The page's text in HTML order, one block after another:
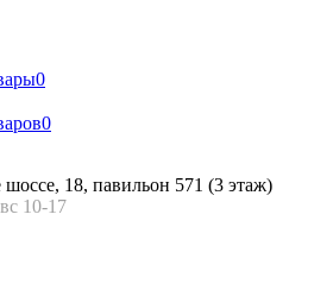
0
0
18, павильон 571 (3 этаж)
10-17